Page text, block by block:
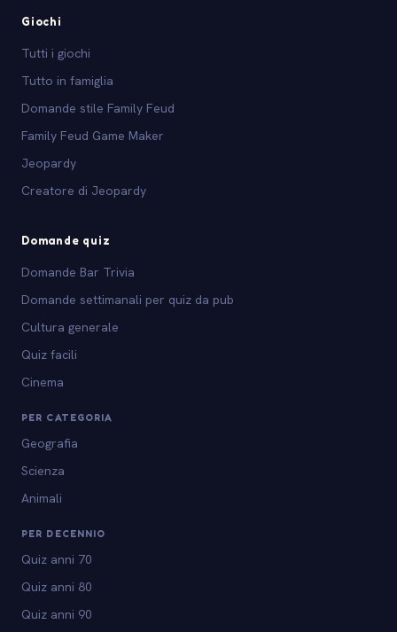
Giochi
Tutti i giochi
Tutto in famiglia
Domande stile Family Feud
Family Feud Game Maker
Jeopardy
Creatore di Jeopardy
Domande quiz
Domande Bar Trivia
Domande settimanali per quiz da pub
Cultura generale
Quiz facili
Cinema
PER CATEGORIA
Geografia
Scienza
Animali
PER DECENNIO
Quiz anni 70
Quiz anni 80
Quiz anni 90